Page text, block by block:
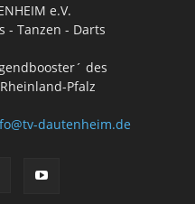
e.V.
- Tanzen - Darts
des
Pfalz
dautenheim.de